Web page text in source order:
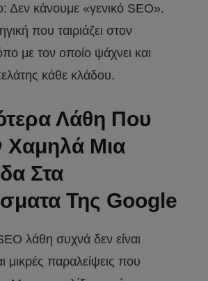
Δεν κάνουμε «γενικό SEO».
που ταιριάζει στον
με τον οποίο ψάχνει και
κάθε κλάδου.
Λάθη Που
Χαμηλά Μια
Στα
Της Google
λάθη συχνά δεν είναι
μικρές παραλείψεις που